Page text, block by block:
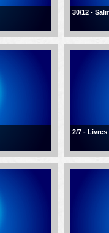
30/12 -
2/7 -